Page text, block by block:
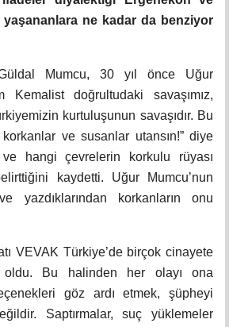
yaşananlara ne kadar da benziyor
Mumcu, 30 yıl önce Uğur
Kemalist doğrultudaki savaşımız,
kurtuluşunun savaşıdır. Bu
ve susanlar utansın!” diye
hangi çevrelerin korkulu rüyası
kaydetti. Uğur Mumcu’nun
yazdıklarından korkanların onu
VEVAK Türkiye’de birçok cinayete
oldu. Bu halinden her olayı ona
göz ardı etmek, şüpheyi
Saptırmalar, suç yüklemeler